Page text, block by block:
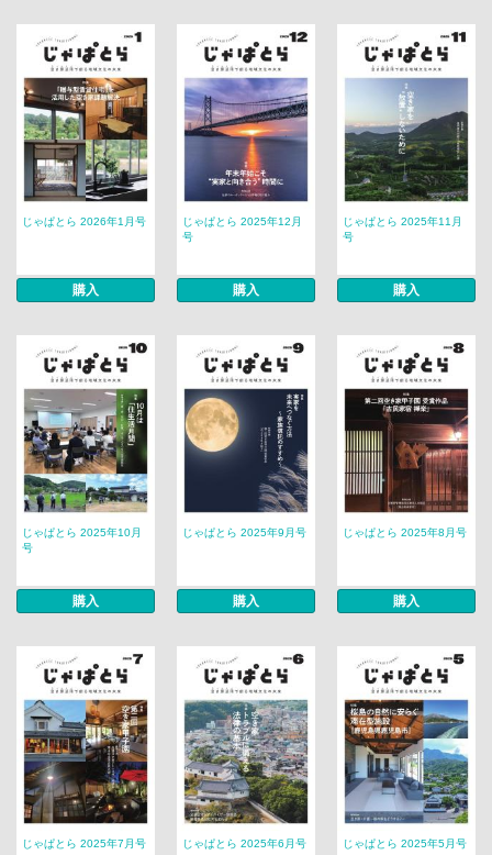
じゃぱとら 2026年1月号
購入
じゃぱとら 2025年12月
号
購入
じゃぱとら 2025年11月
号
購入
じゃぱとら 2025年10月
号
購入
じゃぱとら 2025年9月号
購入
じゃぱとら 2025年8月号
購入
じゃぱとら 2025年7月号 じゃぱとら 2025年6月号 じゃぱとら 2025年5月号